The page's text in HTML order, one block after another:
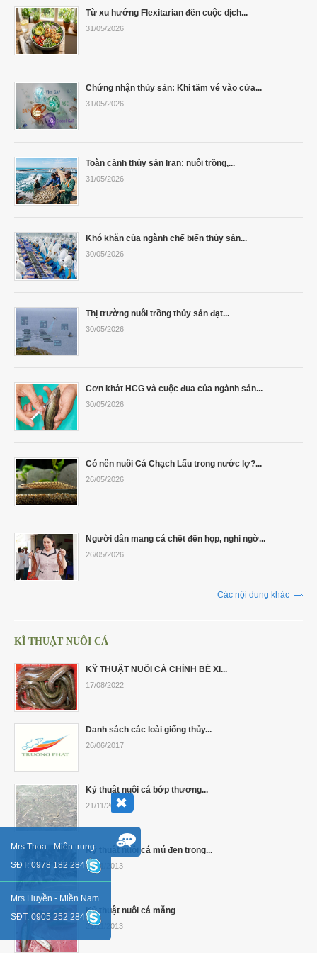
Cá Gáy Lù Giống Chất Lượng
Cá Thiên Sứ Giống Chất Lượng
Cá Sủ Đất Giống Chất Lượng
Cá Mú Nghệ Xanh Chất Lượng
Giống Cá Mú Lai Đen Chất Lượng
Ẩm Thực
Giải Trí
Thông Tin Vận Chuyển
Chính Sách Bảo Mật
Từ xu hướng Flexitarian đến cuộc dịch...
31/05/2026
Chứng nhận thủy sản: Khi tấm vé vào cửa...
31/05/2026
Toàn cảnh thủy sản Iran: nuôi trồng,...
31/05/2026
Khó khăn của ngành chế biến thủy sản...
30/05/2026
Thị trường nuôi trồng thủy sản đạt...
30/05/2026
Cơn khát HCG và cuộc đua của ngành sản...
30/05/2026
Có nên nuôi Cá Chạch Lấu trong nước lợ?...
26/05/2026
Người dân mang cá chết đến họp, nghi ngờ...
26/05/2026
Các nội dung khác
KĨ THUẬT NUÔI CÁ
KỸ THUẬT NUÔI CÁ CHÌNH BỂ XI...
17/08/2022
Danh sách các loài giống thủy...
26/06/2017
Kỷ thuật nuôi cá bớp thương...
21/11/2013
Kỷ thuật nuôi cá mú đen trong...
21/11/2013
Kỷ thuật nuôi cá măng
21/11/2013
Mrs Thoa - Miền trung
SĐT: 0978 182 284
Mrs Huyền - Miền Nam
SĐT: 0905 252 284